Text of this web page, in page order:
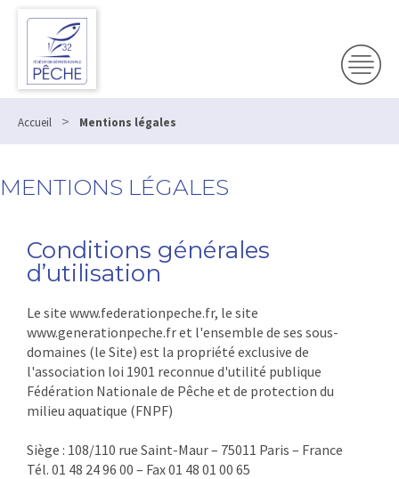
Accueil > Mentions légales
MENTIONS LÉGALES
Conditions générales
d’utilisation
Le site www.federationpeche.fr, le site
www.generationpeche.fr et l'ensemble de ses sous-
domaines (le Site) est la propriété exclusive de
l'association loi 1901 reconnue d'utilité publique
Fédération Nationale de Pêche et de protection du
milieu aquatique (FNPF)
Siège : 108/110 rue Saint-Maur – 75011 Paris – France
Tél. 01 48 24 96 00 – Fax 01 48 01 00 65